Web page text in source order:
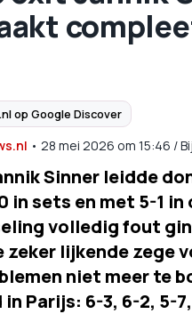
op Google Discover
• 28 mei 2026 om 15:46 /
Sinner leidde
in sets en met 5-1
volledig fout
zeker lijkende zege
niet meer te
Parijs: 6-3, 6-2, 5-7,